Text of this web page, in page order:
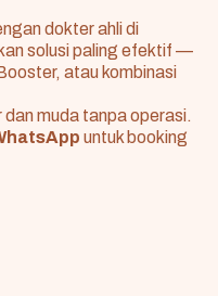
dokter ahli di
solusi paling efektif —
atau kombinasi
muda tanpa operasi.
untuk booking